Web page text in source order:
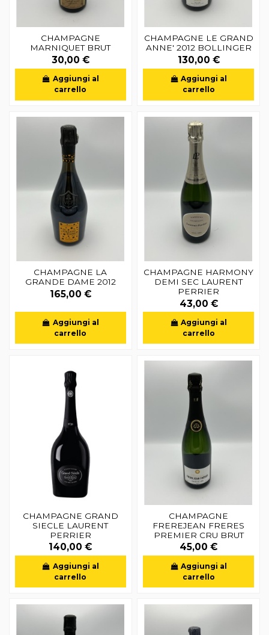
CHAMPAGNE
MARNIQUET BRUT
30,00 €
Aggiungi al
carrello
CHAMPAGNE LE GRAND
ANNE' 2012 BOLLINGER
130,00 €
Aggiungi al
carrello
CHAMPAGNE LA
GRANDE DAME 2012
165,00 €
Aggiungi al
carrello
CHAMPAGNE HARMONY
DEMI SEC LAURENT
PERRIER
43,00 €
Aggiungi al
carrello
CHAMPAGNE GRAND
SIECLE LAURENT
PERRIER
140,00 €
Aggiungi al
carrello
CHAMPAGNE
FREREJEAN FRERES
PREMIER CRU BRUT
45,00 €
Aggiungi al
carrello